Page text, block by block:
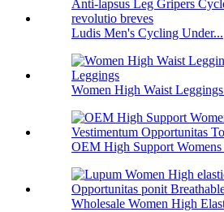
Ludis Men's Cycling Under...
Women High Waist
OEM High Support Womens
Wholesale Women High